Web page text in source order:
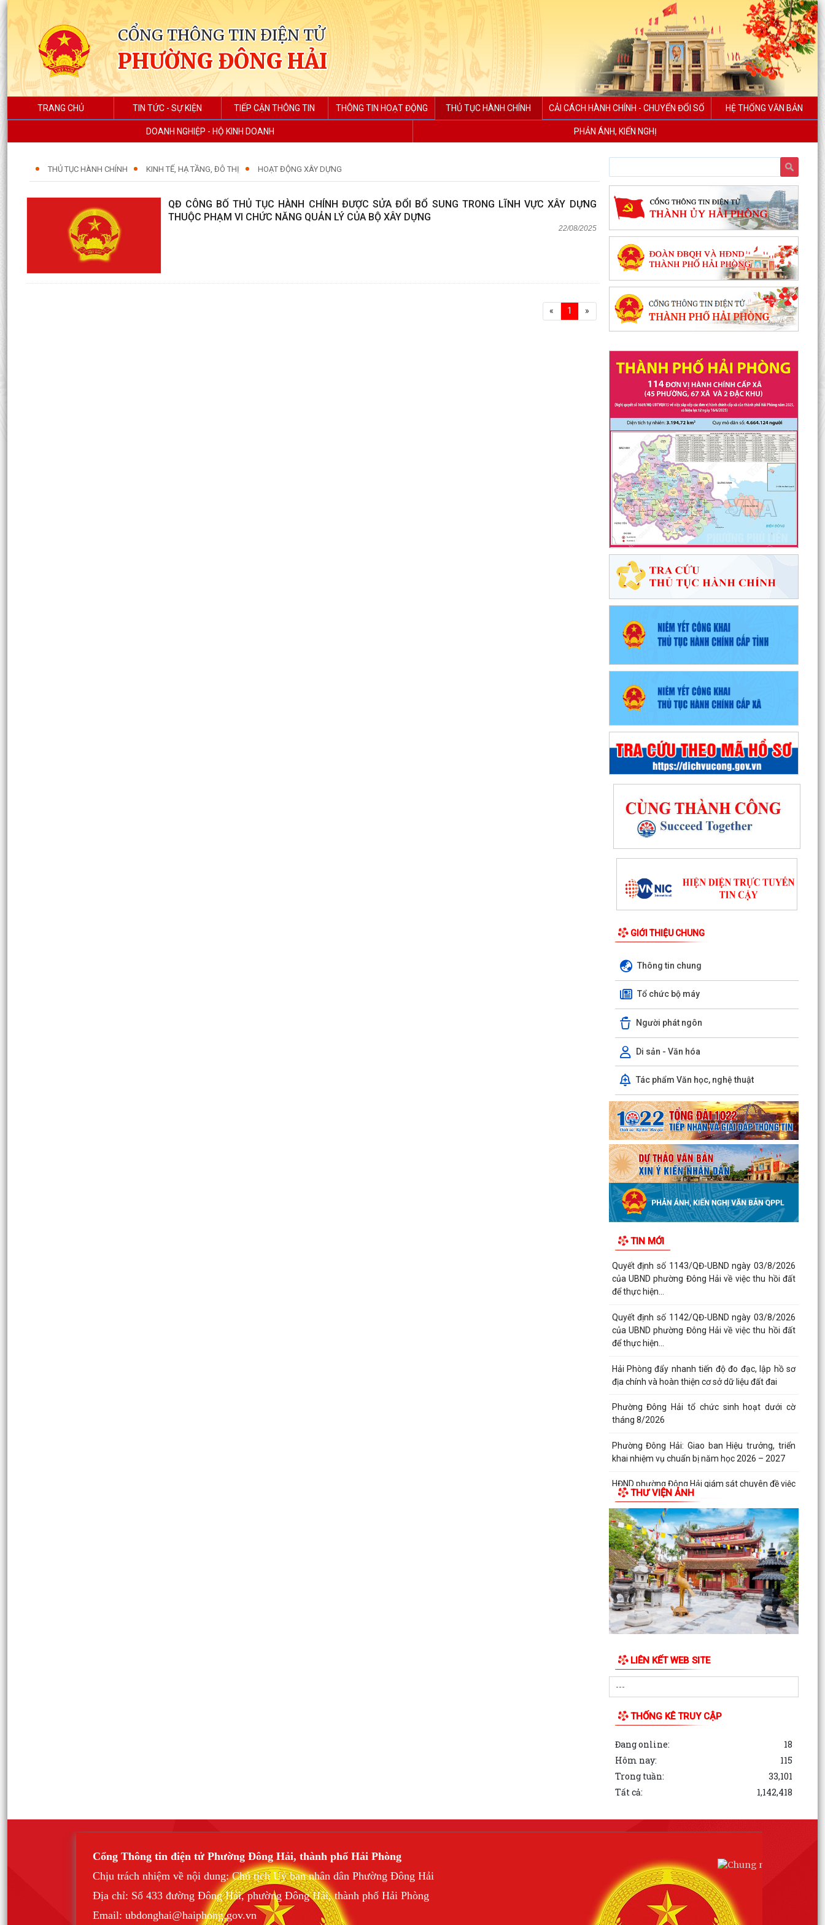
CỔNG THÔNG TIN ĐIỆN TỬ
PHƯỜNG ĐÔNG HẢI
TRANG CHỦ TIN TỨC - SỰ KIỆN TIẾP CẬN THÔNG TIN THÔNG TIN HOẠT ĐỘNG THỦ TỤC HÀNH CHÍNH CẢI CÁCH HÀNH CHÍNH - CHUYỂN ĐỔI SỐ HỆ THỐNG VĂN BẢN
DOANH NGHIỆP - HỘ KINH DOANH PHẢN ÁNH, KIẾN NGHỊ
THỦ TỤC HÀNH CHÍNH KINH TẾ, HẠ TẦNG, ĐÔ THỊ HOẠT ĐỘNG XÂY DỰNG
QĐ CÔNG BỐ THỦ TỤC HÀNH CHÍNH ĐƯỢC SỬA ĐỔI BỔ SUNG TRONG LĨNH VỰC XÂY DỰNG
THUỘC PHẠM VI CHỨC NĂNG QUẢN LÝ CỦA BỘ XÂY DỰNG
22/08/2025
« 1 »
GIỚI THIỆU CHUNG
Thông tin chung
Tổ chức bộ máy
Người phát ngôn
Di sản - Văn hóa
Tác phẩm Văn học, nghệ thuật
TIN MỚI
Quyết định số 1143/QĐ-UBND ngày 03/8/2026
của UBND phường Đông Hải về việc thu hồi đất
để thực hiện...
Quyết định số 1142/QĐ-UBND ngày 03/8/2026
của UBND phường Đông Hải về việc thu hồi đất
để thực hiện...
Hải Phòng đẩy nhanh tiến độ đo đạc, lập hồ sơ
địa chính và hoàn thiện cơ sở dữ liệu đất đai
Phường Đông Hải tổ chức sinh hoạt dưới cờ
tháng 8/2026
Phường Đông Hải: Giao ban Hiệu trưởng, triển
khai nhiệm vụ chuẩn bị năm học 2026 – 2027
HĐND phường Đông Hải giám sát chuyên đề việc
thực hiện nhiệm vụ thu ngân sách nhà nước
năm 2026
THƯ VIỆN ẢNH
LIÊN KẾT WEB SITE
THỐNG KÊ TRUY CẬP
Đang online:
18
Hôm nay:
115
Trong tuần:
33,101
Tất cả:
1,142,418
Cổng Thông tin điện tử Phường Đông Hải, thành phố Hải Phòng
Chịu trách nhiệm về nội dung: Chủ tịch Uỷ ban nhân dân Phường Đông Hải
Địa chỉ: Số 433 đường Đông Hải, phường Đông Hải, thành phố Hải Phòng
Email: ubdonghai@haiphong.gov.vn